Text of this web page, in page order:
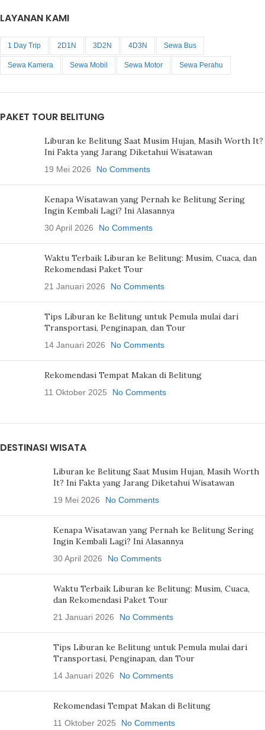
LAYANAN KAMI
1 Day Trip 2D1N 3D2N 4D3N Sewa Bus
Sewa Kamera Sewa Mobil Sewa Motor Sewa Perahu
PAKET TOUR BELITUNG
Liburan ke Belitung Saat Musim Hujan, Masih Worth It?
Ini Fakta yang Jarang Diketahui Wisatawan
19 Mei 2026 No Comments
Kenapa Wisatawan yang Pernah ke Belitung Sering
Ingin Kembali Lagi? Ini Alasannya
30 April 2026 No Comments
Waktu Terbaik Liburan ke Belitung: Musim, Cuaca, dan
Rekomendasi Paket Tour
21 Januari 2026 No Comments
Tips Liburan ke Belitung untuk Pemula mulai dari
Transportasi, Penginapan, dan Tour
14 Januari 2026 No Comments
Rekomendasi Tempat Makan di Belitung
11 Oktober 2025 No Comments
DESTINASI WISATA
Liburan ke Belitung Saat Musim Hujan, Masih Worth
It? Ini Fakta yang Jarang Diketahui Wisatawan
19 Mei 2026 No Comments
Kenapa Wisatawan yang Pernah ke Belitung Sering
Ingin Kembali Lagi? Ini Alasannya
30 April 2026 No Comments
Waktu Terbaik Liburan ke Belitung: Musim, Cuaca,
dan Rekomendasi Paket Tour
21 Januari 2026 No Comments
Tips Liburan ke Belitung untuk Pemula mulai dari
Transportasi, Penginapan, dan Tour
14 Januari 2026 No Comments
Rekomendasi Tempat Makan di Belitung
11 Oktober 2025 No Comments